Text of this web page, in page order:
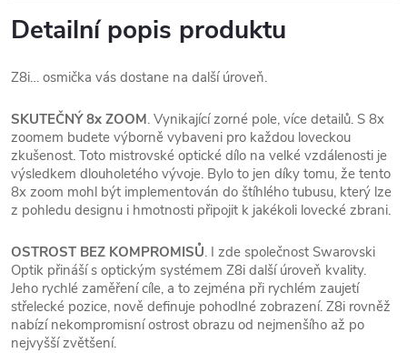
Detailní popis produktu
Z8i… osmička vás dostane na další úroveň.
SKUTEČNÝ 8x ZOOM. Vynikající zorné pole, více detailů. S 8x
zoomem budete výborně vybaveni pro každou loveckou
zkušenost. Toto mistrovské optické dílo na velké vzdálenosti je
výsledkem dlouholetého vývoje. Bylo to jen díky tomu, že tento
8x zoom mohl být implementován do štíhlého tubusu, který lze
z pohledu designu i hmotnosti připojit k jakékoli lovecké zbrani.
OSTROST BEZ KOMPROMISŮ. I zde společnost Swarovski
Optik přináší s optickým systémem Z8i další úroveň kvality.
Jeho rychlé zaměření cíle, a to zejména při rychlém zaujetí
střelecké pozice, nově definuje pohodlné zobrazení. Z8i rovněž
nabízí nekompromisní ostrost obrazu od nejmenšího až po
nejvyšší zvětšení.